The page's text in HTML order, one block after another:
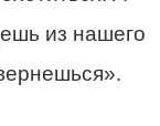
из нашего